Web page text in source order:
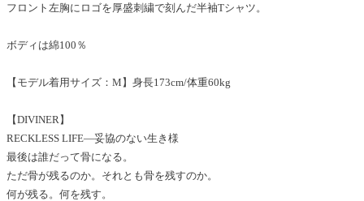
フロント左胸にロゴを厚盛刺繍で刻んだ半袖Tシャツ。
ボディは綿100％
【モデル着用サイズ：M】身長173cm/体重60kg
【DIVINER】
RECKLESS LIFE―妥協のない生き様
最後は誰だって骨になる。
ただ骨が残るのか。それとも骨を残すのか。
何が残る。何を残す。